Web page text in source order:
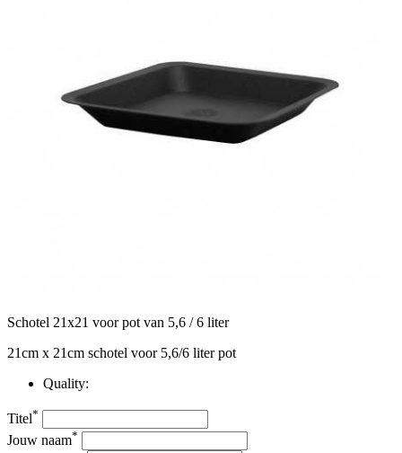
Schotel 21x21 voor pot van 5,6 / 6 liter
21cm x 21cm schotel voor 5,6/6 liter pot
Quality:
Titel*
Jouw naam*